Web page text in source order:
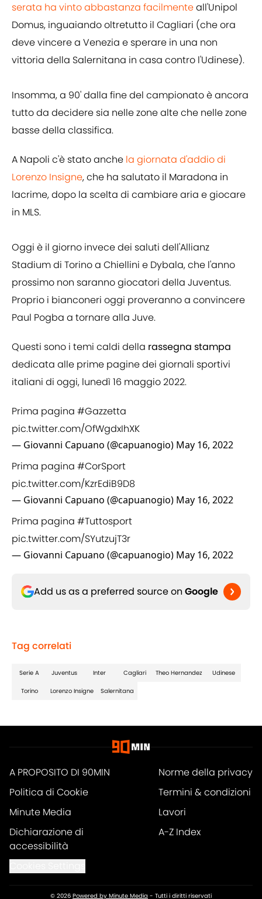
serata ha vinto abbastanza facilmenteall'Unipol
Domus, inguaiando oltretutto il Cagliari (che ora
deve vincere a Venezia e sperare in una non
vittoria della Salernitana in casa contro l'Udinese).
Insomma, a 90' dalla fine del campionato è ancora
tutto da decidere sia nelle zone alte che nelle zone
basse della classifica.
A Napoli c'è stato anche la giornata d'addio di
Lorenzo Insigne, che ha salutato il Maradona in
lacrime, dopo la scelta di cambiare aria e giocare
in MLS.
Oggi è il giorno invece dei saluti dell'Allianz
Stadium di Torino a Chiellini e Dybala, che l'anno
prossimo non saranno giocatori della Juventus.
Proprio i bianconeri oggi proveranno a convincere
Paul Pogba a tornare alla Juve.
Questi sono i temi caldi della rassegna stampa
dedicata alle prime pagine dei giornali sportivi
italiani di oggi, lunedì 16 maggio 2022.
Prima pagina #Gazzetta
pic.twitter.com/OfWgdxIhXK
— Giovanni Capuano (@capuanogio) May 16, 2022
Prima pagina #CorSport
pic.twitter.com/KzrEdiB9D8
— Giovanni Capuano (@capuanogio) May 16, 2022
Prima pagina #Tuttosport
pic.twitter.com/SYutzujT3r
— Giovanni Capuano (@capuanogio) May 16, 2022
Add us as a preferred source on Google
Tag correlati
Serie A Juventus Inter Cagliari Theo Hernandez Udinese
Torino Lorenzo Insigne Salernitana
A PROPOSITO DI 90MIN
Norme della privacy
Politica di Cookie
Termini & condizioni
Minute Media
Lavori
Dichiarazione di
accessibilità
A-Z Index
© 2026 Powered by Minute Media - Tutti i diritti riservati